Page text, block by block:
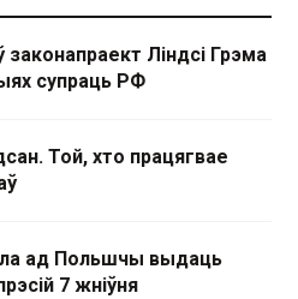
Ліндсі Грэма
супраць РФ
Той, хто працягвае
ад Польшчы выдаць
7 жніўня